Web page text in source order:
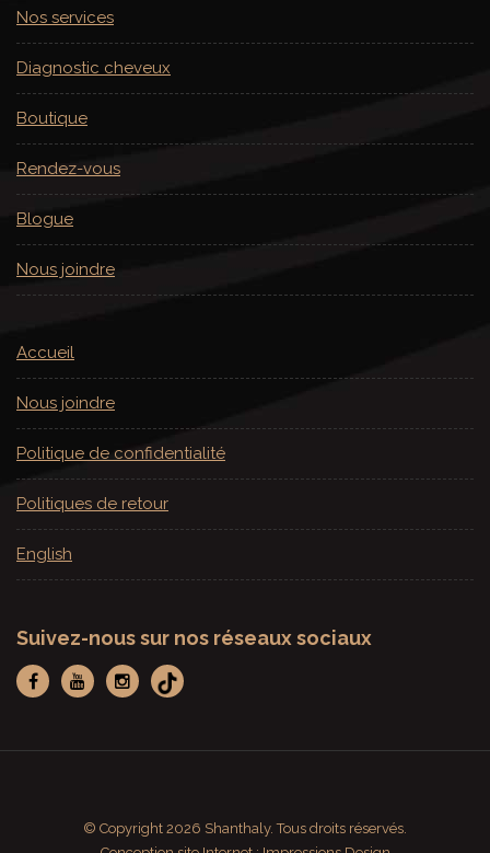
Nos services
Diagnostic cheveux
Boutique
Rendez-vous
Blogue
Nous joindre
Accueil
Nous joindre
Politique de confidentialité
Politiques de retour
English
Suivez-nous sur nos réseaux sociaux
© Copyright 2026 Shanthaly. Tous droits réservés.